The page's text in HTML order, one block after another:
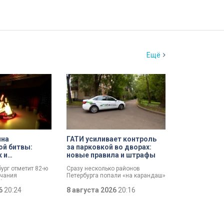
Ещё
битвы:
и
отметит 82-ю
Это День
был
в апреле
20:24
ГАТИ усиливает контроль
за парковкой во дворах:
новые правила и штрафы
Сразу несколько районов
Петербурга попали «на карандаш»
парковкой во дворах. За два
летних месяца только по
8 августа 2026 20:16